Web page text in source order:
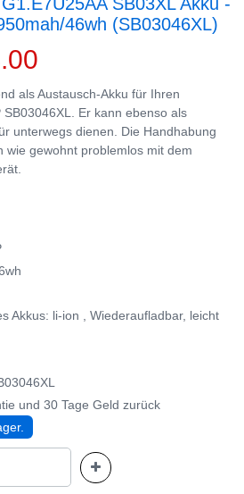
46wh (SB03046XL)
als Austausch-Akku für Ihren
Er kann ebenso als
unterwegs dienen. Die Handhabung
wie gewohnt problemlos mit dem
Akkus: li-ion , Wiederaufladbar, leicht
und 30 Tage Geld zurück